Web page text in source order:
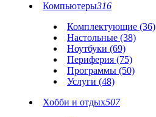
Компьютеры316
Комплектующие (36)
Настольные (38)
Ноутбуки (69)
Периферия (75)
Программы (50)
Услуги (48)
Хобби и отдых507